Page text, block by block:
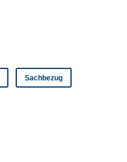
Sachbezug